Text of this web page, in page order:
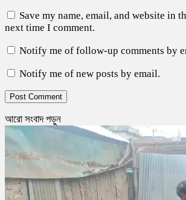
Save my name, email, and website in
next time I comment.
Notify me of follow-up comments by
Notify me of new posts by email.
আরো সংবাদ পড়ুন